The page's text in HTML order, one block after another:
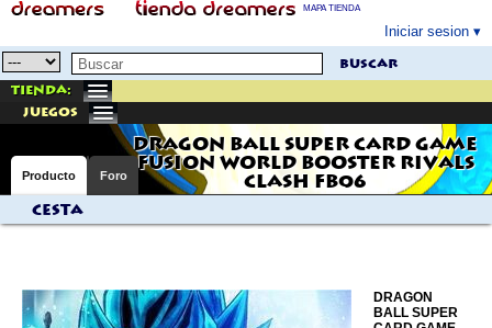
MAPA TIENDA
Iniciar sesion
buscar
Tienda:
juegos
DRAGON BALL SUPER CARD GAME
FUSION WORLD BOOSTER RIVALS
CLASH FB06
Producto Foro
Cesta
DRAGON
BALL SUPER